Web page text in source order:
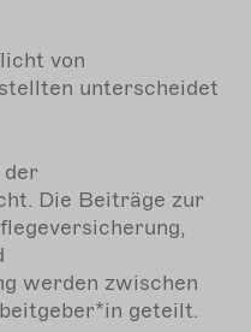
von
unterscheidet
der
Die Beiträge zur
werden zwischen
geteilt.